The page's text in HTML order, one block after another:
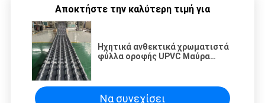
Αποκτήστε την καλύτερη τιμή για
Ηχητικά ανθεκτικά χρωματιστά
φύλλα οροφής UPVC Μαύρα
για εξωτερική οροφή Ανθεκτική
σε καιρικές συνθήκες PVC στέγη
Να συνεχίσει